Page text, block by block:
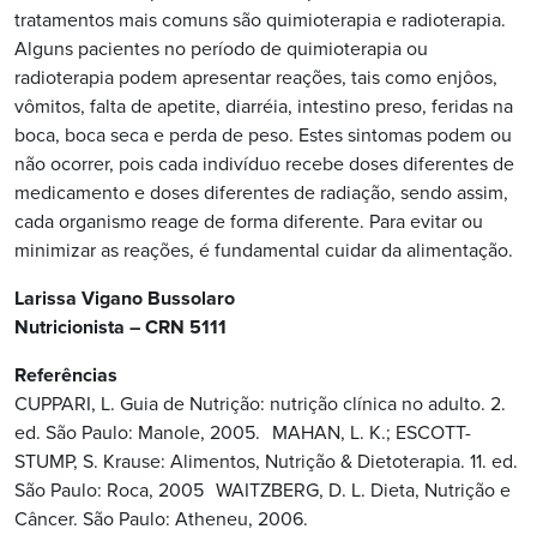
tratamentos mais comuns são quimioterapia e radioterapia.
Alguns pacientes no período de quimioterapia ou
radioterapia podem apresentar reações, tais como enjôos,
vômitos, falta de apetite, diarréia, intestino preso, feridas na
boca, boca seca e perda de peso. Estes sintomas podem ou
não ocorrer, pois cada indivíduo recebe doses diferentes de
medicamento e doses diferentes de radiação, sendo assim,
cada organismo reage de forma diferente. Para evitar ou
minimizar as reações, é fundamental cuidar da alimentação.
Larissa Vigano Bussolaro
Nutricionista – CRN 5111
Referências
CUPPARI, L. Guia de Nutrição: nutrição clínica no adulto. 2.
ed. São Paulo: Manole, 2005. MAHAN, L. K.; ESCOTT-
STUMP, S. Krause: Alimentos, Nutrição & Dietoterapia. 11. ed.
São Paulo: Roca, 2005 WAITZBERG, D. L. Dieta, Nutrição e
Câncer. São Paulo: Atheneu, 2006.